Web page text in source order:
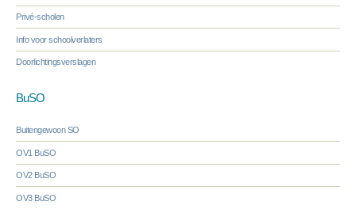
Privé-scholen
Info voor schoolverlaters
Doorlichtingsverslagen
BuSO
Buitengewoon SO
OV1 BuSO
OV2 BuSO
OV3 BuSO